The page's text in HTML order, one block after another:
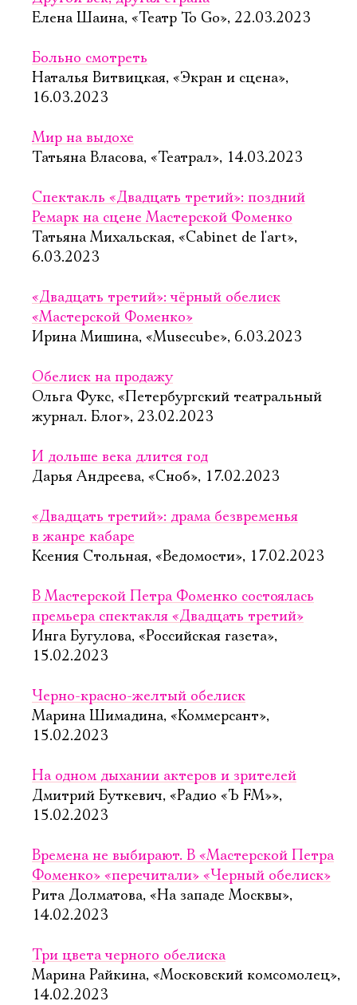
Елена Шаина, «Театр To Go», 22.03.2023
Больно смотреть
Наталья Витвицкая, «Экран и сцена»,
16.03.2023
Мир на выдохе
Татьяна Власова, «Театрал», 14.03.2023
Спектакль «Двадцать третий»: поздний
Ремарк на сцене Мастерской Фоменко
Татьяна Михальская, «Cabinet de l'art»,
6.03.2023
«Двадцать третий»: чёрный обелиск
«Мастерской Фоменко»
Ирина Мишина, «Musecube», 6.03.2023
Обелиск на продажу
Ольга Фукс, «Петербургский театральный
журнал. Блог», 23.02.2023
И дольше века длится год
Дарья Андреева, «Сноб», 17.02.2023
«Двадцать третий»: драма безвременья
в жанре кабаре
Ксения Стольная, «Ведомости», 17.02.2023
В Мастерской Петра Фоменко состоялась
премьера спектакля «Двадцать третий»
Инга Бугулова, «Российская газета»,
15.02.2023
Черно-красно-желтый обелиск
Марина Шимадина, «Коммерсант»,
15.02.2023
На одном дыхании актеров и зрителей
Дмитрий Буткевич, «Радио «Ъ FM»»,
15.02.2023
Времена не выбирают. В «Мастерской Петра
Фоменко» «перечитали» «Черный обелиск»
Рита Долматова, «На западе Москвы»,
14.02.2023
Три цвета черного обелиска
Марина Райкина, «Московский комсомолец»,
14.02.2023